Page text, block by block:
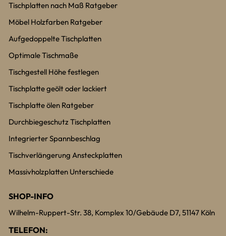
Tischplatten nach Maß Ratgeber
Möbel Holzfarben Ratgeber
Aufgedoppelte Tischplatten
Optimale Tischmaße
Tischgestell Höhe festlegen
Tischplatte geölt oder lackiert
Tischplatte ölen Ratgeber
Durchbiegeschutz Tischplatten
Integrierter Spannbeschlag
Tischverlängerung Ansteckplatten
Massivholzplatten Unterschiede
SHOP-INFO
Wilhelm-Ruppert-Str. 38, Komplex 10/Gebäude D7, 51147 Köln
TELEFON: